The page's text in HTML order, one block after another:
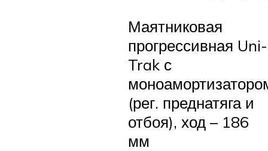
Маятниковая
прогрессивная Uni-
Trak с
(рег. преднатяга и
отбоя), ход – 186
мм